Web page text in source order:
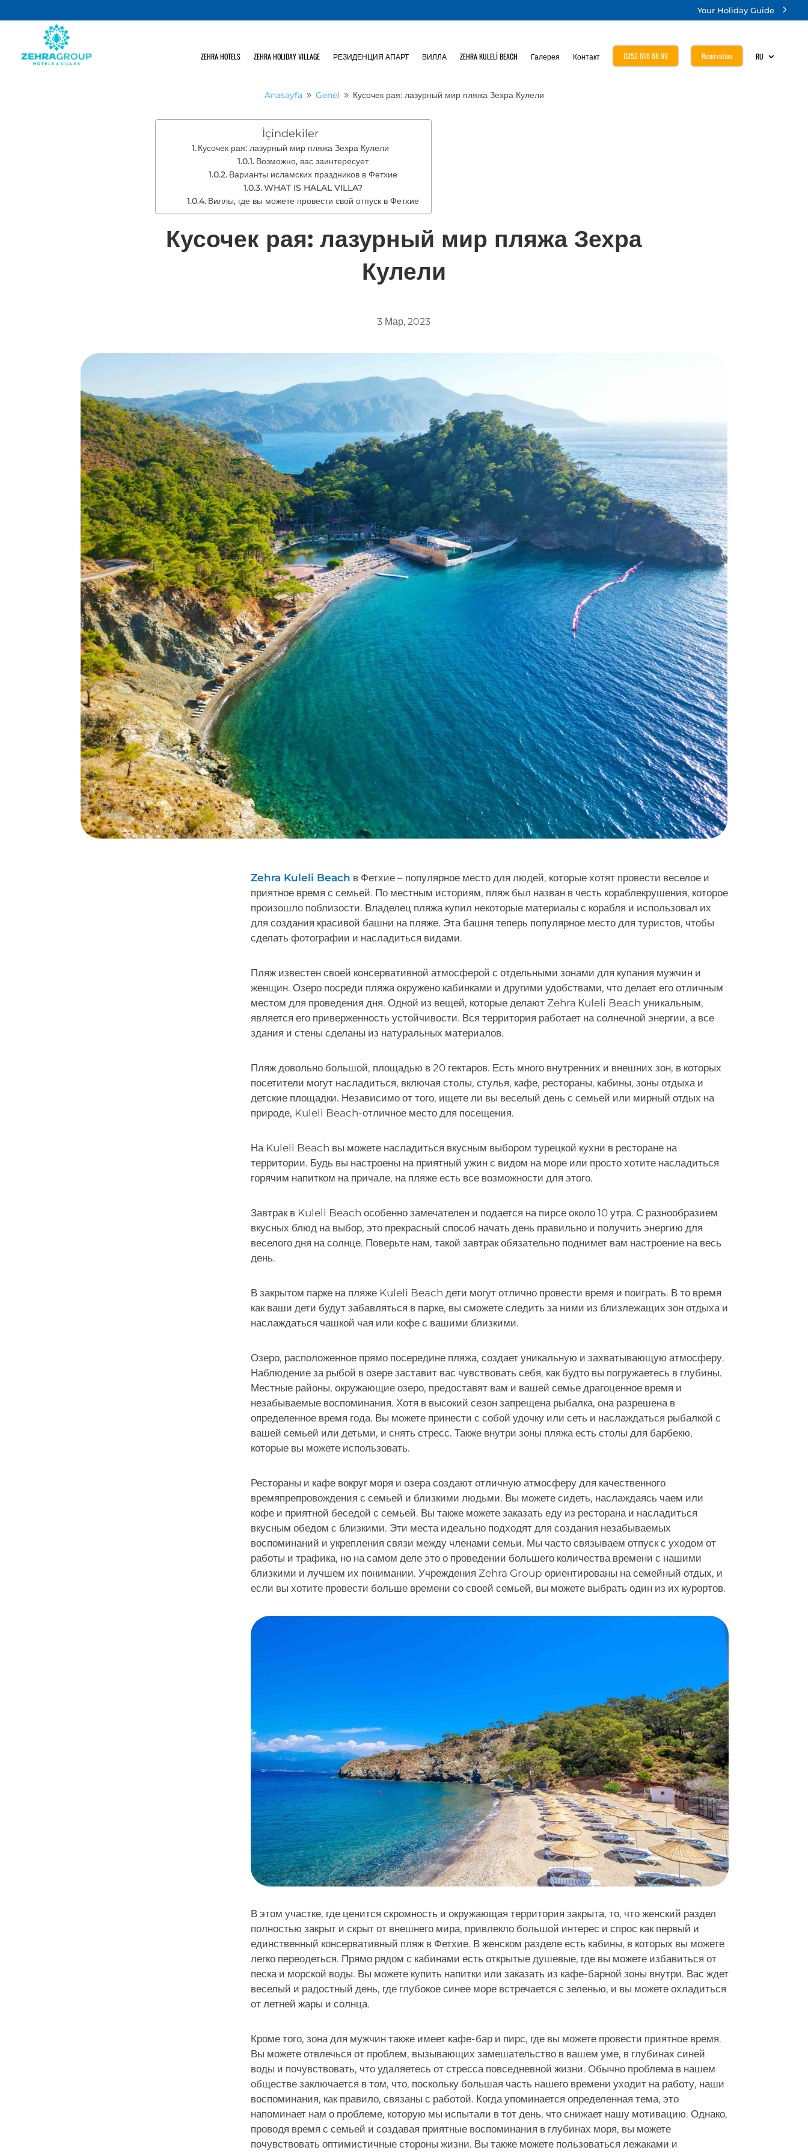
Your Holiday Guide
ZEHRA HOTELS ZEHRA HOLIDAY VILLAGE РЕЗИДЕНЦИЯ АПАРТ ВИЛЛА ZEHRA KULELİ BEACH Галерея Контакт 0252 616 68 99 Reservation RU
Anasayfa 9 Genel 9 Кусочек рая: лазурный мир пляжа Зехра Кулели
İçindekiler
Кусочек рая: лазурный мир пляжа Зехра Кулели
Возможно, вас заинтересует
Варианты исламских праздников в Фетхие
WHAT IS HALAL VILLA?
Виллы, где вы можете провести свой отпуск в Фетхие
Кусочек рая: лазурный мир пляжа Зехра
Кулели
3 Мар, 2023
Zehra Kuleli Beach в Фетхие – популярное место для людей, которые хотят провести веселое и
приятное время с семьей. По местным историям, пляж был назван в честь кораблекрушения, которое
произошло поблизости. Владелец пляжа купил некоторые материалы с корабля и использовал их
для создания красивой башни на пляже. Эта башня теперь популярное место для туристов, чтобы
сделать фотографии и насладиться видами.
Пляж известен своей консервативной атмосферой с отдельными зонами для купания мужчин и
женщин. Озеро посреди пляжа окружено кабинками и другими удобствами, что делает его отличным
местом для проведения дня. Одной из вещей, которые делают Zehra Кuleli Beach уникальным,
является его приверженность устойчивости. Вся территория работает на солнечной энергии, а все
здания и стены сделаны из натуральных материалов.
Пляж довольно большой, площадью в 20 гектаров. Есть много внутренних и внешних зон, в которых
посетители могут насладиться, включая столы, стулья, кафе, рестораны, кабины, зоны отдыха и
детские площадки. Независимо от того, ищете ли вы веселый день с семьей или мирный отдых на
природе, Kuleli Beach-отличное место для посещения.
На Kuleli Beach вы можете насладиться вкусным выбором турецкой кухни в ресторане на
территории. Будь вы настроены на приятный ужин с видом на море или просто хотите насладиться
горячим напитком на причале, на пляже есть все возможности для этого.
Завтрак в Kuleli Beach особенно замечателен и подается на пирсе около 10 утра. С разнообразием
вкусных блюд на выбор, это прекрасный способ начать день правильно и получить энергию для
веселого дня на солнце. Поверьте нам, такой завтрак обязательно поднимет вам настроение на весь
день.
В закрытом парке на пляже Kuleli Beach дети могут отлично провести время и поиграть. В то время
как ваши дети будут забавляться в парке, вы сможете следить за ними из близлежащих зон отдыха и
наслаждаться чашкой чая или кофе с вашими близкими.
Озеро, расположенное прямо посередине пляжа, создает уникальную и захватывающую атмосферу.
Наблюдение за рыбой в озере заставит вас чувствовать себя, как будто вы погружаетесь в глубины.
Местные районы, окружающие озеро, предоставят вам и вашей семье драгоценное время и
незабываемые воспоминания. Хотя в высокий сезон запрещена рыбалка, она разрешена в
определенное время года. Вы можете принести с собой удочку или сеть и наслаждаться рыбалкой с
вашей семьей или детьми, и снять стресс. Также внутри зоны пляжа есть столы для барбекю,
которые вы можете использовать.
Рестораны и кафе вокруг моря и озера создают отличную атмосферу для качественного
времяпрепровождения с семьей и близкими людьми. Вы можете сидеть, наслаждаясь чаем или
кофе и приятной беседой с семьей. Вы также можете заказать еду из ресторана и насладиться
вкусным обедом с близкими. Эти места идеально подходят для создания незабываемых
воспоминаний и укрепления связи между членами семьи. Мы часто связываем отпуск с уходом от
работы и трафика, но на самом деле это о проведении большего количества времени с нашими
близкими и лучшем их понимании. Учреждения Zehra Group ориентированы на семейный отдых, и
если вы хотите провести больше времени со своей семьей, вы можете выбрать один из их курортов.
В этом участке, где ценится скромность и окружающая территория закрыта, то, что женский раздел
полностью закрыт и скрыт от внешнего мира, привлекло большой интерес и спрос как первый и
единственный консервативный пляж в Фетхие. В женском разделе есть кабины, в которых вы можете
легко переодеться. Прямо рядом с кабинами есть открытые душевые, где вы можете избавиться от
песка и морской воды. Вы можете купить напитки или заказать из кафе-барной зоны внутри. Вас ждет
веселый и радостный день, где глубокое синее море встречается с зеленью, и вы можете охладиться
от летней жары и солнца.
Кроме того, зона для мужчин также имеет кафе-бар и пирс, где вы можете провести приятное время.
Вы можете отвлечься от проблем, вызывающих замешательство в вашем уме, в глубинах синей
воды и почувствовать, что удаляетесь от стресса повседневной жизни. Обычно проблема в нашем
обществе заключается в том, что, поскольку большая часть нашего времени уходит на работу, наши
воспоминания, как правило, связаны с работой. Когда упоминается определенная тема, это
напоминает нам о проблеме, которую мы испытали в тот день, что снижает нашу мотивацию. Однако,
проводя время с семьей и создавая приятные воспоминания в глубинах моря, вы можете
почувствовать оптимистичные стороны жизни. Вы также можете пользоваться лежаками и